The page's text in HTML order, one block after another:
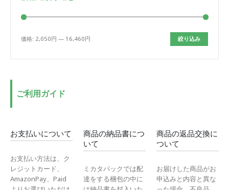
最
最
絞り込み
価格: 2,050円 — 16,460円
ご利用ガイド
お支払いについて
お支払い方法は、ク
レジットカード、
AmazonPay、Paid
商品の納品書につ
いて
ミカタパックでは配
達をする梱包の中に
商品の返品交換に
ついて
お届けした商品がお
申込みと内容と異な